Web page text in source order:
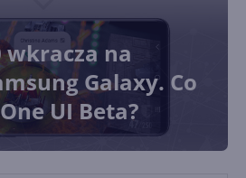
na
Galaxy. Co
UI Beta?